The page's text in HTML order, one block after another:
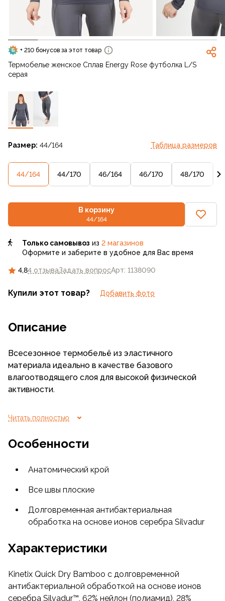
+ 210 бонусов за этот товар
Термобелье женское Сплав Energy Rose футболка L/S
серая
Размер: 44/164 Таблица размеров
44/164 44/170 46/164 46/170 48/170
В корзину
44/164
4,84 отзываЗадать вопросАрт: 1138090
Только самовывоз из 2 магазинов
Оформите и заберите в удобное для Вас время
Купили этот товар? Добавить фото
Описание
Всесезонное термобельё из эластичного
материала идеально в качестве базового
влагоотводящего слоя для высокой физической
активности.
Материал термобелья, разработанного
выраженным влагоотводящим эффектом, быстрым
высыханием, высоким уровнем эластичности
что в совокупности обеспечивает высокий
уровень комфорта при высокой физической
Термобельё «Energy Rose» отличается
женской фигуры. Она очень эластична, хорошо
облегает тело, но не сковывает движений,
не давит и не натирает чувствительную
кожу. Легко отстирываются и быстро высыхают
при намокании.
Читать полностью
Особенности
Анатомический крой
Все швы плоские
Долговременная антибактериальная
обработка на основе ионов серебра Silvadur
Характеристики
Kinetix Quick Dry Bamboo с долговременной
антибактериальной обработкой на основе ионов
серебра Silvadur™, 62% нейлон (полиамид), 28%